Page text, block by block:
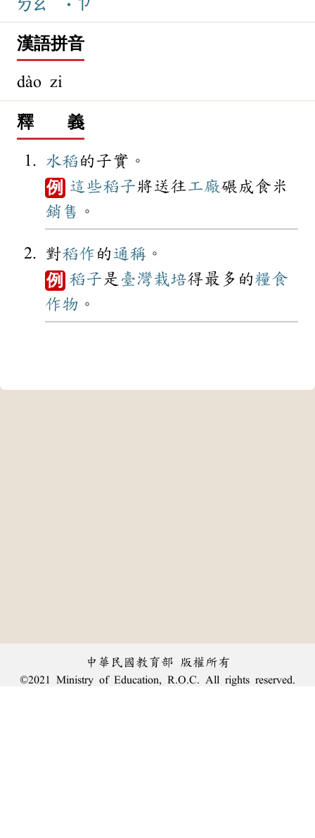
ㄉㄠ ˙ㄗ
漢語拼音
dào zi
釋 義
水稻 的子實。
例 這些稻子將送往工廠碾成食米
銷售 。
對稻作 的通稱 。
例 稻子 是 臺灣栽培得最多的糧食
作物 。
中華民國教育部 版權所有
©2021 Ministry of Education, R.O.C. All rights reserved.